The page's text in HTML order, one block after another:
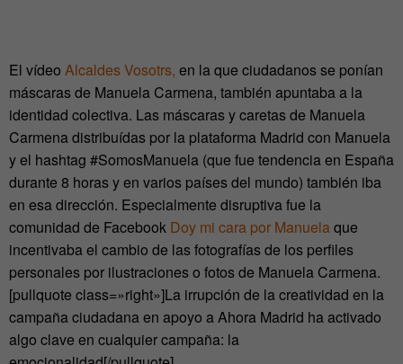
El vídeo Alcaldes Vosotrs, en la que ciudadanos se ponían
máscaras de Manuela Carmena, también apuntaba a la
identidad colectiva. Las máscaras y caretas de Manuela
Carmena distribuídas por la plataforma Madrid con Manuela
y el hashtag #SomosManuela (que fue tendencia en España
durante 8 horas y en varios países del mundo) también iba
en esa dirección. Especialmente disruptiva fue la
comunidad de Facebook Doy mi cara por Manuelaque
incentivaba el cambio de las fotografías de los perfiles
personales por ilustraciones o fotos de Manuela Carmena.
[pullquote class=»right»]La irrupción de la creatividad en la
campaña ciudadana en apoyo a Ahora Madrid ha activado
algo clave en cualquier campaña: la